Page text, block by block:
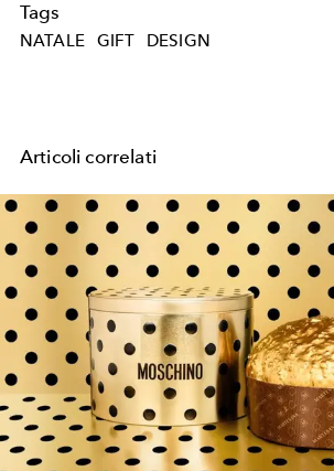
Tags
NATALE GIFT DESIGN
Articoli correlati